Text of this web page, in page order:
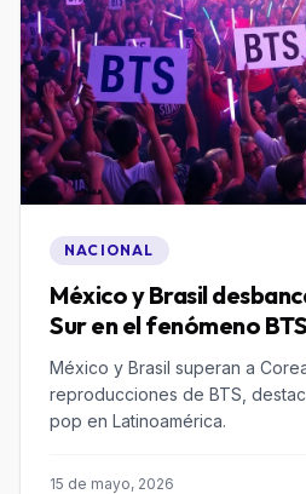
NACIONAL
México y Brasil
Sur en el fenómeno BTS
México y Brasil superan a
reproducciones de BTS,
pop en Latinoamérica.
15 de mayo, 2026